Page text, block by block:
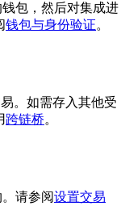
包，然后对集成进
钱包与身份验证。
。如需存入其他受
跨链桥。
请参阅设置交易